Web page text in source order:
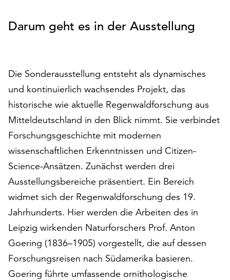
„Alle
akzeptieren“,
Cookies
akzeptieren.
Sie
können
Einverständnis
jederzeit
ändern
und
widerrufen.
Dafür
steht
Ihnen
am
Ende
der
Seite
Darum geht es in der Ausstellung
Die Sonderausstellung entsteht als dynamisches
und kontinuierlich wachsendes Projekt, das
historische wie aktuelle Regenwaldforschung aus
Mitteldeutschland in den Blick nimmt. Sie verbindet
Forschungsgeschichte mit modernen
wissenschaftlichen Erkenntnissen und Citizen-
Science-Ansätzen. Zunächst werden drei
Ausstellungsbereiche präsentiert. Ein Bereich
widmet sich der Regenwaldforschung des 19.
Jahrhunderts. Hier werden die Arbeiten des in
Leipzig wirkenden Naturforschers Prof. Anton
Goering (1836–1905) vorgestellt, die auf dessen
Forschungsreisen nach Südamerika basieren.
Goering führte umfassende ornithologische